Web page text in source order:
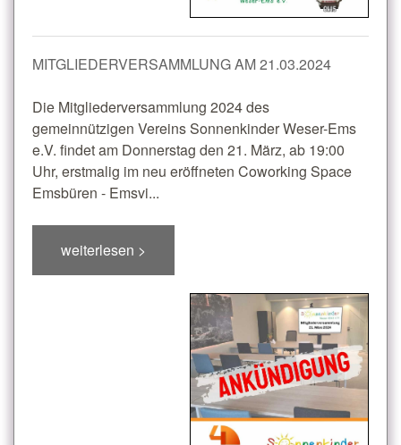
MITGLIEDERVERSAMMLUNG AM 21.03.2024
Die Mitgliederversammlung 2024 des
gemeinnützigen Vereins Sonnenkinder Weser-Ems
e.V. findet am Donnerstag den 21. März, ab 19:00
Uhr, erstmalig im neu eröffneten Coworking Space
Emsbüren - Emsvi...
weiterlesen >